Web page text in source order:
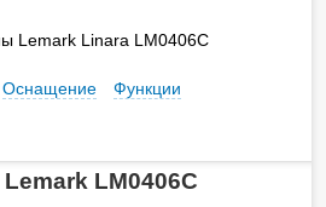
Lemark Linara LM0406C
Оснащение Функции
LM0406C